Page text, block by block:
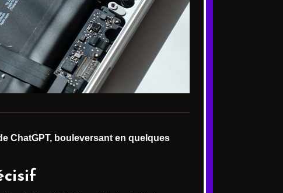
ChatGPT, bouleversant en quelques